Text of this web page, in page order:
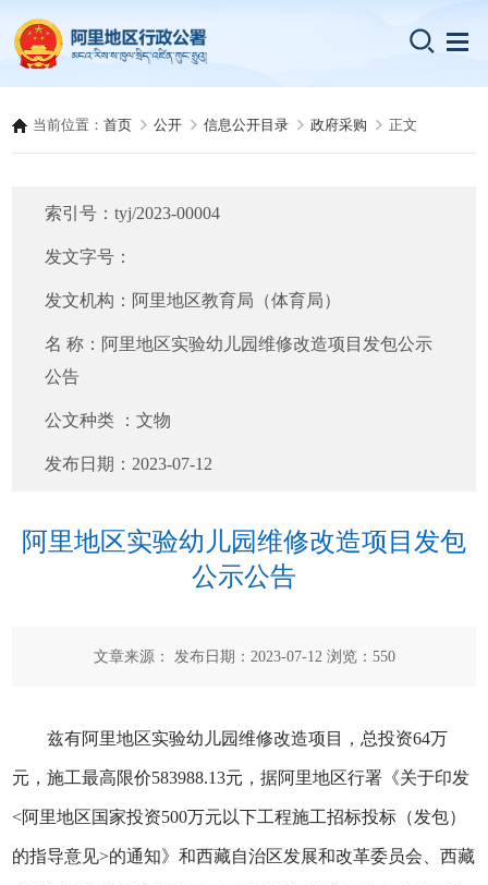
当前位置：首页 公开 信息公开目录 政府采购 正文
索引号：tyj/2023-00004
发文字号：
发文机构： 阿里地区教育局（体育局）
名 称： 阿里地区实验幼儿园维修改造项目发包公示
公告
公文种类 ：文物
发布日期： 2023-07-12
阿里地区实验幼儿园维修改造项目发包
公示公告
文章来源： 发布日期：2023-07-12 浏览： 550
兹有阿里地区实验幼儿园维修改造项目，总投资64万
元，施工最高限价583988.13元，据阿里地区行署《关于印发
<阿里地区国家投资500万元以下工程施工招标投标（发包）
的指导意见>的通知》和西藏自治区发展和改革委员会、西藏